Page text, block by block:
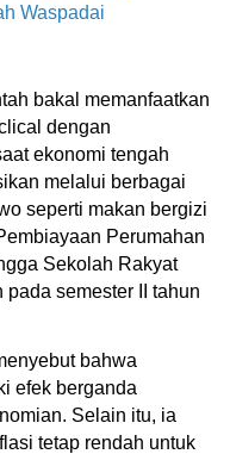
Waspadai
bakal memanfaatkan
dengan
ekonomi tengah
melalui berbagai
seperti makan bergizi
Perumahan
Sekolah Rakyat
semester II tahun
bahwa
efek berganda
Selain itu, ia
tetap rendah untuk